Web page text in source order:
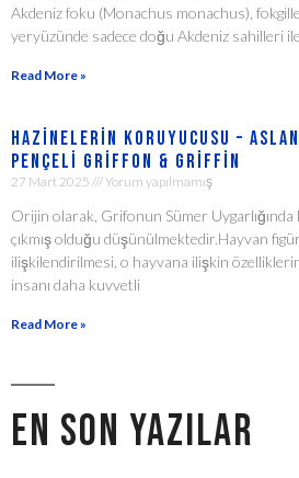
Akdeniz foku (Monachus monachus),
yeryüzünde sadece doğu Akdeniz sahilleri ile
Read More »
Hazinelerin Koruyucusu –
Pençeli Griffon & Griffin
27 Mart 2025 Yorum yapılmamış
Orijin olarak, Grifonun Sümer Uygarlığında
çıkmış olduğu düşünülmektedir.Hayvan
ilişkilendirilmesi, o hayvana ilişkin özelliklerin
insanı daha kuvvetli
Read More »
EN SON YAZILAR